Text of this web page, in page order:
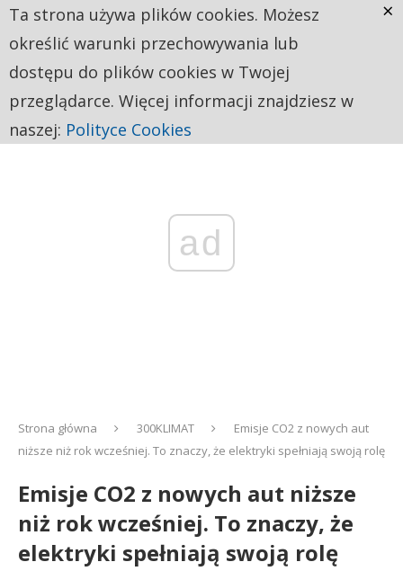
ad
Strona główna 300KLIMAT
Emisje CO2 z nowych aut
niższe niż rok wcześniej. To znaczy, że elektryki spełniają swoją rolę
Emisje CO2 z nowych aut niższe
niż rok wcześniej. To znaczy, że
elektryki spełniają swoją rolę
Ta strona używa plików cookies. Możesz
określić warunki przechowywania lub
dostępu do plików cookies w Twojej
przeglądarce. Więcej informacji znajdziesz w
naszej: Polityce Cookies
×